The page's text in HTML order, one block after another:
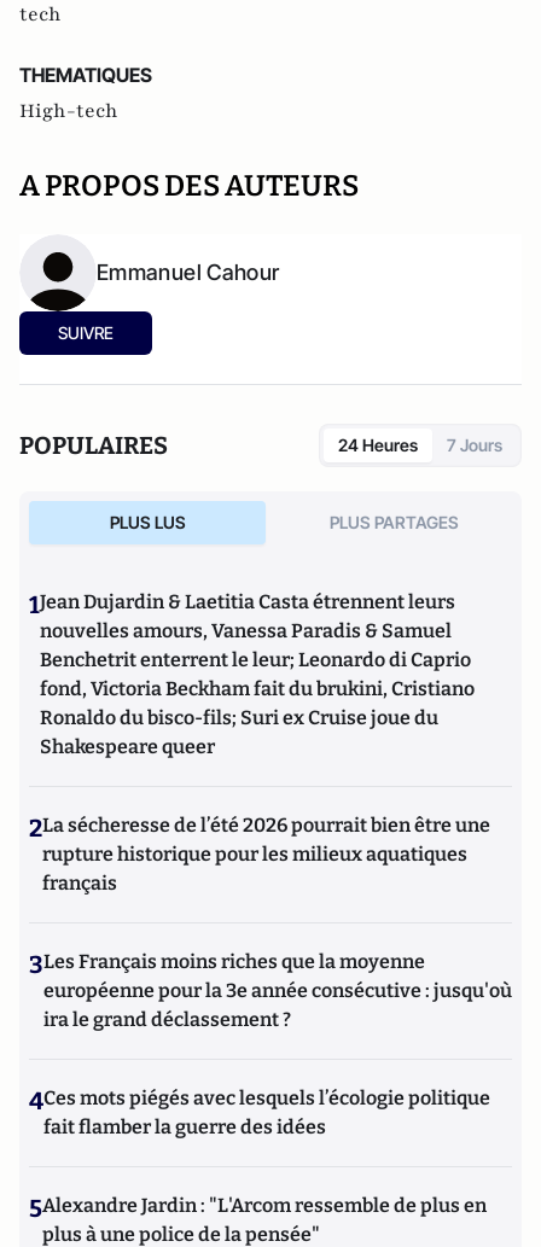
tech
THEMATIQUES
High-tech
A PROPOS DES AUTEURS
Emmanuel Cahour
SUIVRE
POPULAIRES 24 Heures 7 Jours
PLUS LUS PLUS PARTAGES
1Jean Dujardin & Laetitia Casta étrennent leurs
nouvelles amours, Vanessa Paradis & Samuel
Benchetrit enterrent le leur; Leonardo di Caprio
fond, Victoria Beckham fait du brukini, Cristiano
Ronaldo du bisco-fils; Suri ex Cruise joue du
Shakespeare queer
2La sécheresse de l’été 2026 pourrait bien être une
rupture historique pour les milieux aquatiques
français
3Les Français moins riches que la moyenne
européenne pour la 3e année consécutive : jusqu'où
ira le grand déclassement ?
4Ces mots piégés avec lesquels l’écologie politique
fait flamber la guerre des idées
5Alexandre Jardin : "L'Arcom ressemble de plus en
plus à une police de la pensée"